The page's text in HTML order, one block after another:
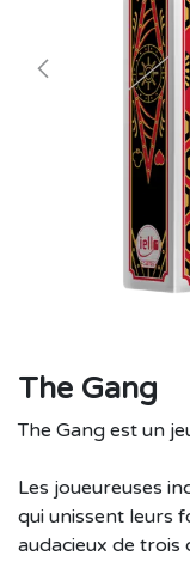
The Gang
The Gang est un
Les joueureuses
qui unissent leurs
audacieux de